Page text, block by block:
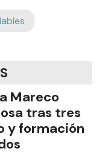
Mareco
tras tres
y formación